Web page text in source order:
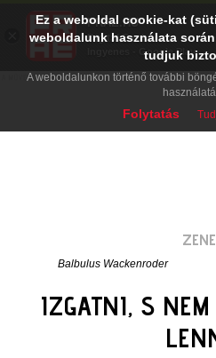
ZENE
Balbulus Wackenroder
IZGATNI, S NEM
Ez a weboldal cookie-kat
weboldalunk használata
tudjuk
A weboldalunkon történő további
Folytatás
PRAE.HU
Digital Evolution
Ingyenes - Google Play